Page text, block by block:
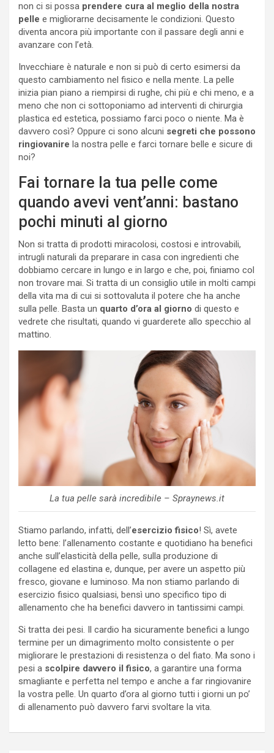
non ci si possa prendere cura al meglio della nostra
pelle e migliorarne decisamente le condizioni. Questo
diventa ancora più importante con il passare degli anni e
avanzare con l’età.
Invecchiare è naturale e non si può di certo esimersi da
questo cambiamento nel fisico e nella mente. La pelle
inizia pian piano a riempirsi di rughe, chi più e chi meno, e a
meno che non ci sottoponiamo ad interventi di chirurgia
plastica ed estetica, possiamo farci poco o niente. Ma è
davvero così? Oppure ci sono alcuni segreti che possono
ringiovanire la nostra pelle e farci tornare belle e sicure di
noi?
Fai tornare la tua pelle come
quando avevi vent’anni: bastano
pochi minuti al giorno
Non si tratta di prodotti miracolosi, costosi e introvabili,
intrugli naturali da preparare in casa con ingredienti che
dobbiamo cercare in lungo e in largo e che, poi, finiamo col
non trovare mai. Si tratta di un consiglio utile in molti campi
della vita ma di cui si sottovaluta il potere che ha anche
sulla pelle. Basta un quarto d’ora al giorno di questo e
vedrete che risultati, quando vi guarderete allo specchio al
mattino.
La tua pelle sarà incredibile – Spraynews.it
Stiamo parlando, infatti, dell’esercizio fisico! Sì, avete
letto bene: l’allenamento costante e quotidiano ha benefici
anche sull’elasticità della pelle, sulla produzione di
collagene ed elastina e, dunque, per avere un aspetto più
fresco, giovane e luminoso. Ma non stiamo parlando di
esercizio fisico qualsiasi, bensì uno specifico tipo di
allenamento che ha benefici davvero in tantissimi campi.
Si tratta dei pesi. Il cardio ha sicuramente benefici a lungo
termine per un dimagrimento molto consistente o per
migliorare le prestazioni di resistenza o del fiato. Ma sono i
pesi a scolpire davvero il fisico, a garantire una forma
smagliante e perfetta nel tempo e anche a far ringiovanire
la vostra pelle. Un quarto d’ora al giorno tutti i giorni un po’
di allenamento può davvero farvi svoltare la vita.